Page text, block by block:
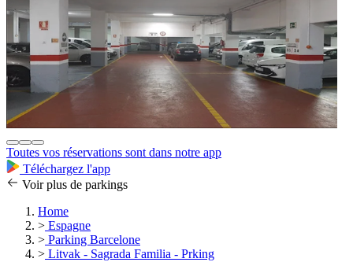
Toutes vos réservations sont dans notre app
Téléchargez l'app
Voir plus de parkings
Home
> Espagne
> Parking Barcelone
> Litvak - Sagrada Familia - Prking